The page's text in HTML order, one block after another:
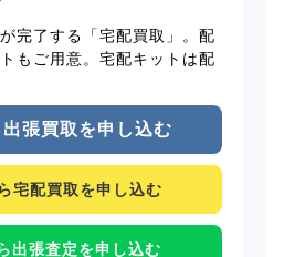
完了する「宅配買取」。配
もご用意。宅配キットは配
張買取を申し込む
宅配買取を申し込む
出張査定を申し込む